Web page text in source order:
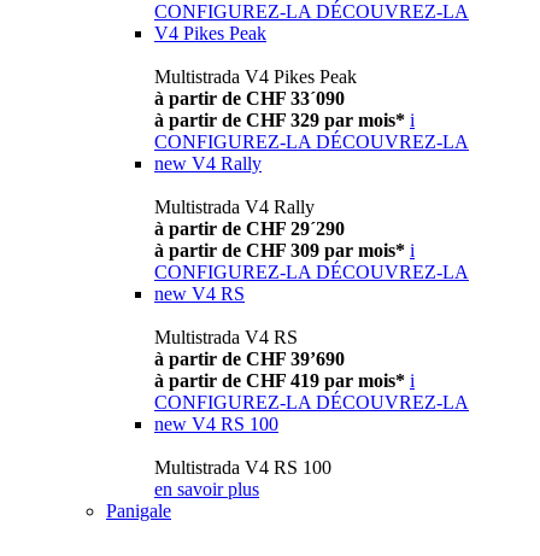
CONFIGUREZ-LA DÉCOUVREZ-LA
V4 Pikes Peak
Multistrada V4 Pikes Peak
à partir de CHF 33´090
à partir de CHF 329 par mois* i
CONFIGUREZ-LA DÉCOUVREZ-LA
new V4 Rally
Multistrada V4 Rally
à partir de CHF 29´290
à partir de CHF 309 par mois* i
CONFIGUREZ-LA DÉCOUVREZ-LA
new V4 RS
Multistrada V4 RS
à partir de CHF 39’690
à partir de CHF 419 par mois* i
CONFIGUREZ-LA DÉCOUVREZ-LA
new V4 RS 100
Multistrada V4 RS 100
en savoir plus
Panigale